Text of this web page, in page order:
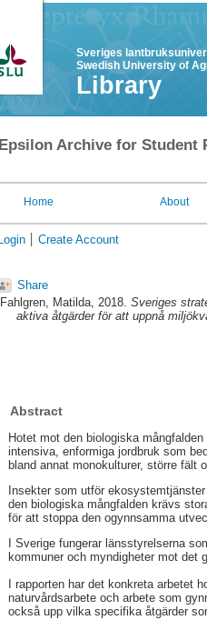
Sveriges
Swedish University of
Library
Epsilon Archive for Student
Home About
Login Create Account
Share
Fahlgren, Matilda, 2018. Sveriges
aktiva åtgärder för att uppnå
Abstract
Hotet mot den biologiska
intensiva, enformiga jordbruk som
bland annat monokulturer, större fält
Insekter som utför
den biologiska mångfalden krävs
för att stoppa den ogynnsamma
I Sverige fungerar länsstyrelserna
kommuner och myndigheter mot det
I rapporten har det konkreta arbetet
naturvårdsarbete och arbete som
också upp vilka specifika åtgärder